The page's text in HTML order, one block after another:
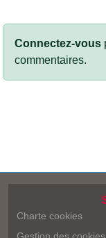
Connectez-vous
commentaires.
Charte cookies